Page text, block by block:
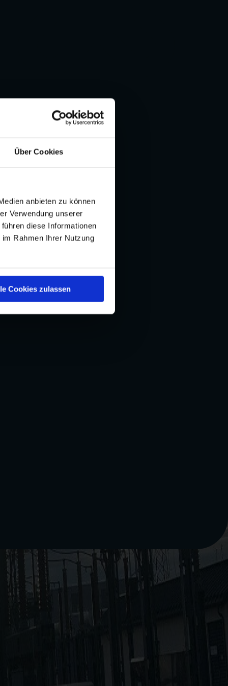
Über Cookies
anbieten zu können
Verwendung unserer
diese Informationen
Rahmen Ihrer Nutzung
Cookies zulassen
Wirtschaft. Als innovativer Netzbetreiber ist Netz Burgenland
Standortes gebaut, am 9.12.2025 feierte man die